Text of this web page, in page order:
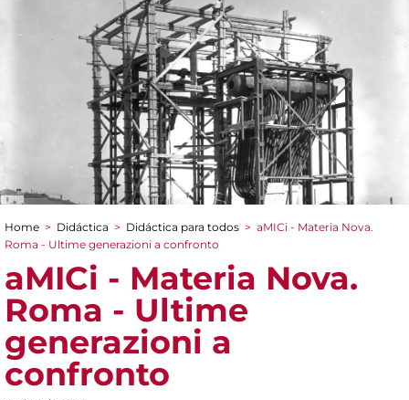
You are here
Home > Didáctica > Didáctica para todos > aMICi - Materia Nova.
Roma - Ultime generazioni a confronto
aMICi - Materia Nova.
Roma - Ultime
generazioni a
confronto